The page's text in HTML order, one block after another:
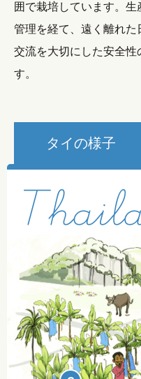
囲で栽培しています。
管理を経て、遠く離れ
交流を大切にした安全性
す。
タイの様子